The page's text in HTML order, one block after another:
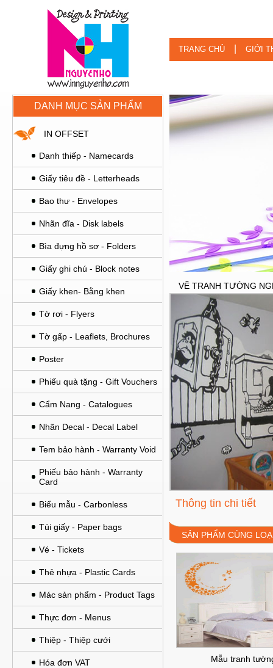
TRANG CHỦ GIỚI
DANH MỤC SẢN PHẨM
IN OFFSET
Danh thiếp - Namecards
Giấy tiêu đề - Letterheads
Bao thư - Envelopes
Nhãn đĩa - Disk labels
Bìa đựng hồ sơ - Folders
Giấy ghi chú - Block notes
Giấy khen- Bằng khen
Tờ rơi - Flyers
Tờ gấp - Leaflets, Brochures
Poster
Phiếu quà tặng - Gift Vouchers
Cẩm Nang - Catalogues
Nhãn Decal - Decal Label
Tem bảo hành - Warranty Void
Phiếu bảo hành - Warranty
Card
Biểu mẫu - Carbonless
Túi giấy - Paper bags
Vé - Tickets
Thẻ nhựa - Plastic Cards
Mác sản phẩm - Product Tags
Thực đơn - Menus
Thiệp - Thiệp cưới
Hóa đơn VAT
VẼ TRANH TƯỜNG
Thông tin chi tiết
SẢN PHẨM CÙNG
Mẫu tranh